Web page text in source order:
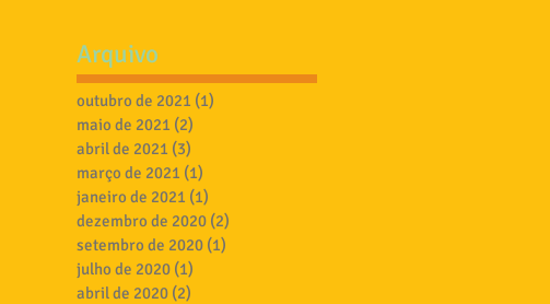
Arquivo
outubro de 2021 (1)
maio de 2021 (2)
abril de 2021 (3)
março de 2021 (1)
janeiro de 2021 (1)
dezembro de 2020 (2)
setembro de 2020 (1)
julho de 2020 (1)
abril de 2020 (2)